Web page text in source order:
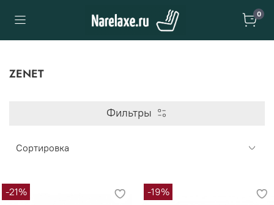
0
ZENET
Фильтры
-21% -19%